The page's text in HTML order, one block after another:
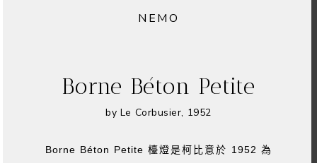
Borne Béton Petite
NEMO
by Le Corbusier, 1952
Borne Béton Petite 檯燈是柯比意於 1952 為